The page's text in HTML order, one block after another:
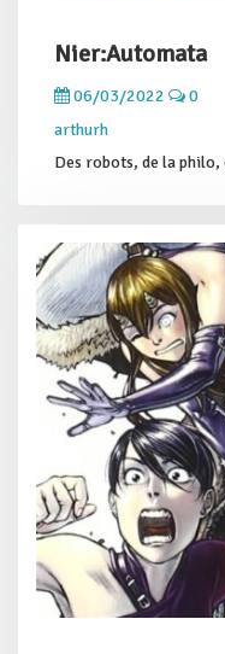
Nier:Automata
06/03/2022
0
arthurh
Des robots, de la philo,